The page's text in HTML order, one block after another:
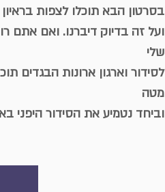
בסרטון הבא תוכלו לצפות
שלי
לסידור וארגון ארונות הבגדים
מטה
וביחד נטמיע את הסידור היפני